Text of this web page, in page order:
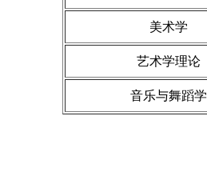
美术学
艺术学理论
音乐与舞蹈学